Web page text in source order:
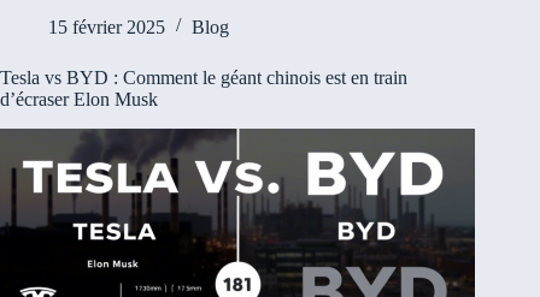
15 février 2025 Blog
Tesla vs BYD : Comment le géant chinois est en train
d’écraser Elon Musk